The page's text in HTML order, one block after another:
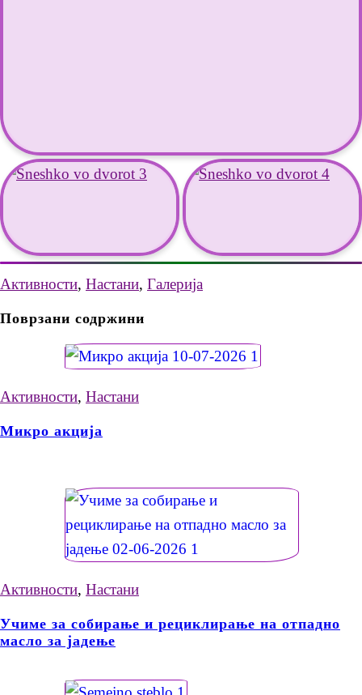
Активности, Настани, Галерија
Поврзани содржини
Активности, Настани
Микро акција
Активности, Настани
Учиме за собирање и рециклирање на отпадно
масло за јадење